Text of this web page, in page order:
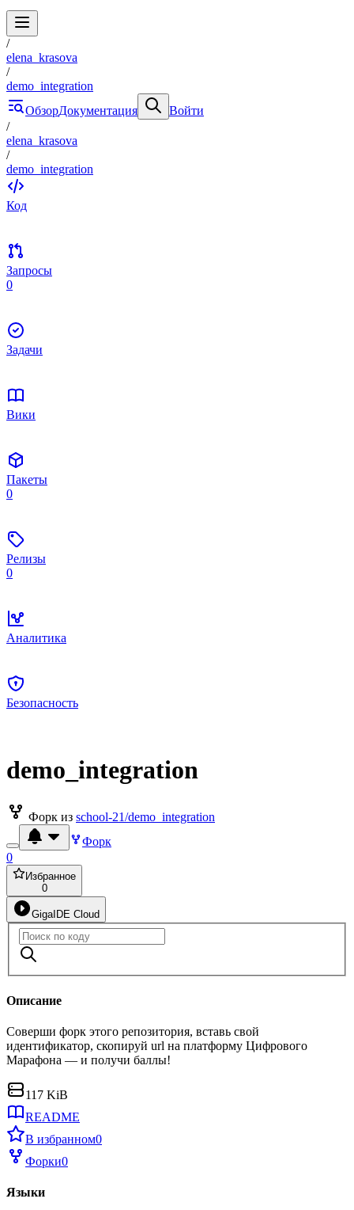
/
elena_krasova
/
demo_integration
ОбзорДокументация
Войти
/
elena_krasova
/
demo_integration
Код
Запросы
0
Задачи
Вики
Пакеты
0
Релизы
0
Аналитика
Безопасность
demo_integration
Форк из school-21/demo_integration
Форк
0
Избранное
0
GigaIDE Cloud
Описание
Соверши форк этого репозитория, вставь свой
идентификатор, скопируй url на платформу Цифрового
Марафона — и получи баллы!
117 KiB
README
В избранном0
Форки0
Языки